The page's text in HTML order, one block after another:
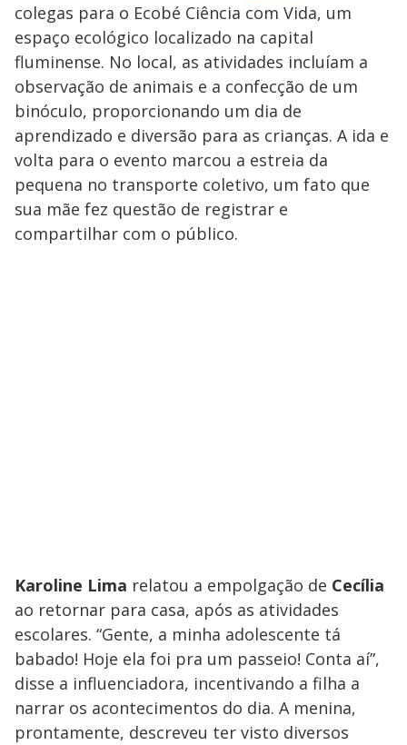
colegas para o Ecobé Ciência com Vida, um
espaço ecológico localizado na capital
fluminense. No local, as atividades incluíam a
observação de animais e a confecção de um
binóculo, proporcionando um dia de
aprendizado e diversão para as crianças. A ida e
volta para o evento marcou a estreia da
pequena no transporte coletivo, um fato que
sua mãe fez questão de registrar e
compartilhar com o público.
Karoline Lima relatou a empolgação de Cecília
ao retornar para casa, após as atividades
escolares. “Gente, a minha adolescente tá
babado! Hoje ela foi pra um passeio! Conta aí”,
disse a influenciadora, incentivando a filha a
narrar os acontecimentos do dia. A menina,
prontamente, descreveu ter visto diversos